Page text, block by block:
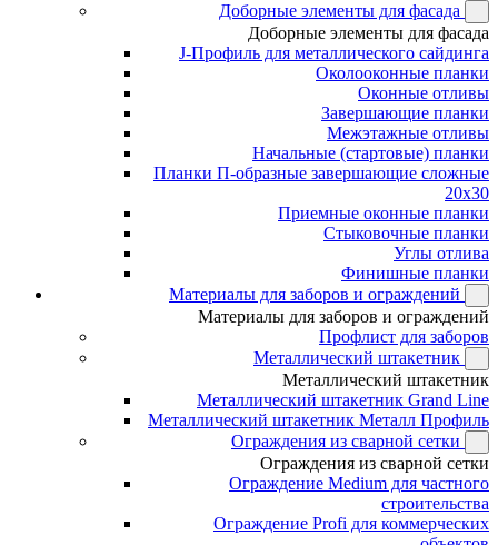
Доборные элементы для фасада
Доборные элементы для фасада
J-Профиль для металлического сайдинга
Околооконные планки
Оконные отливы
Завершающие планки
Межэтажные отливы
Начальные (стартовые) планки
Планки П-образные завершающие сложные
20x30
Приемные оконные планки
Стыковочные планки
Углы отлива
Финишные планки
Материалы для заборов и ограждений
Материалы для заборов и ограждений
Профлист для заборов
Металлический штакетник
Металлический штакетник
Металлический штакетник Grand Line
Металлический штакетник Металл Профиль
Ограждения из сварной сетки
Ограждения из сварной сетки
Ограждение Medium для частного
строительства
Ограждение Profi для коммерческих